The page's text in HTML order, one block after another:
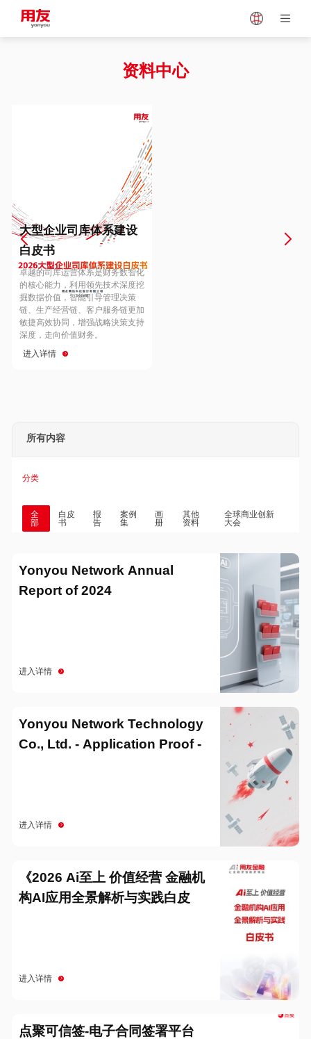
Vietnam
Europe
Hungary
Hong Kong
资料中心
大型企业司库体系建设
白皮书
卓越的司库运营体系是财务数智化
的核心能力，利用领先技术深度挖
掘数据价值，智能引导管理决策
链、生产经营链、客户服务链更加
敏捷高效协同，增强战略決策支持
深度，走向价值财务。
进入详情
所有内容
分类
全
部
白皮
书
报
告
案例
集
画
册
其他
资料
全球商业创新
大会
Yonyou Network Annual
Report of 2024
进入详情
Yonyou Network Technology
Co., Ltd. - Application Proof -
进入详情
《2026 Ai至上 价值经营 金融机
构AI应用全景解析与实践白皮
进入详情
点聚可信签-电子合同签署平台